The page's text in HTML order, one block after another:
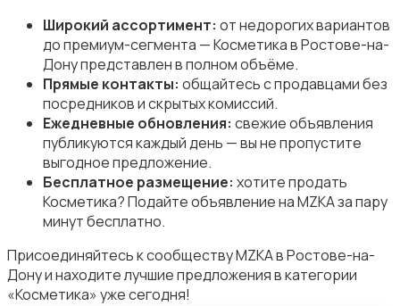
Широкий ассортимент: от недорогих вариантов
до премиум-сегмента — Косметика в Ростове-на-
Дону представлен в полном объёме.
Прямые контакты: общайтесь с продавцами без
посредников и скрытых комиссий.
Ежедневные обновления: свежие объявления
публикуются каждый день — вы не пропустите
выгодное предложение.
Бесплатное размещение: хотите продать
Косметика? Подайте объявление на MZKA за пару
минут бесплатно.
Присоединяйтесь к сообществу MZKA в Ростове-на-
Дону и находите лучшие предложения в категории
«Косметика» уже сегодня!